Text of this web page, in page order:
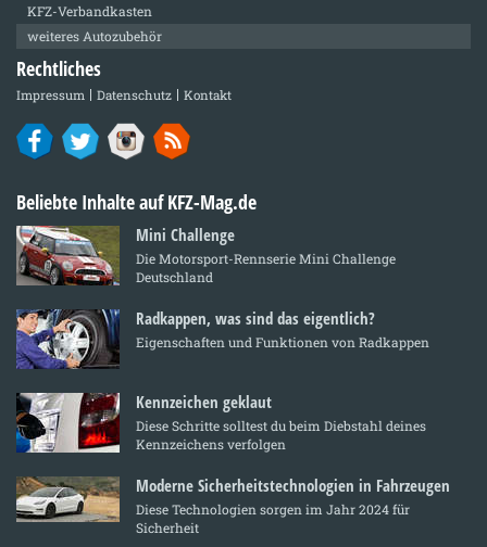
KFZ-Verbandkasten
weiteres Autozubehör
Rechtliches
Impressum Datenschutz Kontakt
Beliebte Inhalte auf KFZ-Mag.de
Mini Challenge
Die Motorsport-Rennserie Mini Challenge
Deutschland
Radkappen, was sind das eigentlich?
Eigenschaften und Funktionen von Radkappen
Kennzeichen geklaut
Diese Schritte solltest du beim Diebstahl deines
Kennzeichens verfolgen
Moderne Sicherheitstechnologien in Fahrzeugen
Diese Technologien sorgen im Jahr 2024 für
Sicherheit